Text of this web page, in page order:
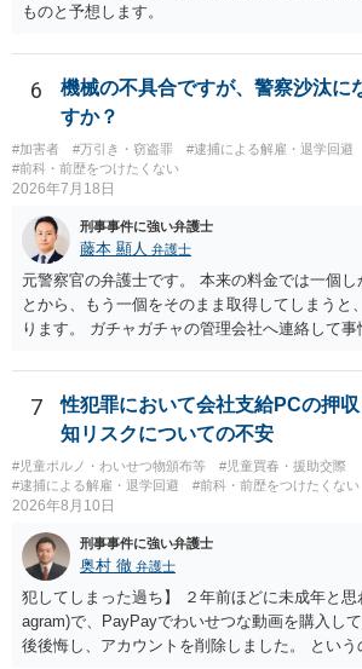
ものと予想します。
6
機械の不具合ですが、警察沙汰に
すか？
#加害者 #万引き・窃盗罪
#逮捕による解雇・退学回避
#前科・前歴をつけたくない
2026年7月18日
刑事事件に強い弁護士
藤本 顯人 弁護士
元警察官の弁護士です。 本来の料金では一個し
とから、もう一個をそのまま取得してしまうと
ります。 ガチャガチャの管理会社へ連絡して
あるいは管理会社がお金は不要かつ返還不要と
しても問題ありません。
7
性犯罪において会社支給PCの押
知リスクについての不安
#児童ポルノ・わいせつ物頒布等
#児童買春・援助交際
#逮捕による解雇・退学回避
#前科・前歴をつけたくない
2026年8月10日
刑事事件に強い弁護士
奥村 徹 弁護士
犯してしまった過ち】 ２年前ほどに未成年と
agram)で、PayPayでわいせつな動画を購入し
後後悔し、アカウントを削除しました。 とい